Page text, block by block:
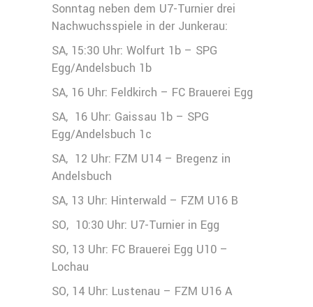
Sonntag neben dem U7-Turnier drei
Nachwuchsspiele in der Junkerau:
SA, 15:30 Uhr: Wolfurt 1b – SPG
Egg/Andelsbuch 1b
SA, 16 Uhr: Feldkirch – FC Brauerei Egg
SA, 16 Uhr: Gaissau 1b – SPG
Egg/Andelsbuch 1c
SA, 12 Uhr: FZM U14 – Bregenz in
Andelsbuch
SA, 13 Uhr: Hinterwald – FZM U16 B
SO, 10:30 Uhr: U7-Turnier in Egg
SO, 13 Uhr: FC Brauerei Egg U10 –
Lochau
SO, 14 Uhr: Lustenau – FZM U16 A